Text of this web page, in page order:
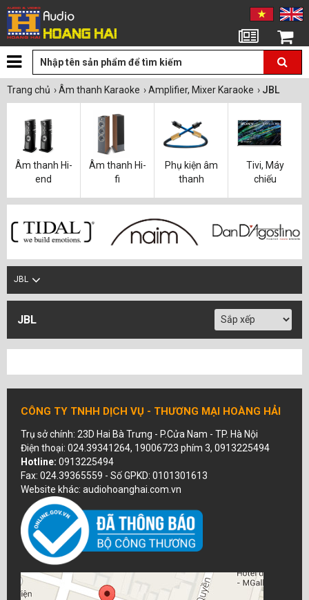
Giỏ hàng
Trang chủ ›Âm thanh Karaoke ›Amplifier, Mixer Karaoke › JBL
Âm thanh Hi-
end
Âm thanh Hi-
fi
Phụ kiện âm
thanh
Tivi, Máy
chiếu
JBL
JBL
CÔNG TY TNHH DỊCH VỤ - THƯƠNG MẠI HOÀNG HẢI
Trụ sở chính: 23D Hai Bà Trưng - P.Cửa Nam - TP. Hà Nội
Điện thoại: 024.39341264, 19006723 phím 3, 0913225494
Hotline: 0913225494
Fax: 024.39365559 - Số GPKD: 0101301613
Website khác: audiohoanghai.com.vn